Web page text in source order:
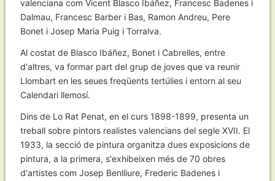
valenciana com Vicent Blasco Ibáñez, Francesc Badenes i
Dalmau, Francesc Barber i Bas, Ramon Andreu, Pere
Bonet i Josep Maria Puig i Torralva.
Al costat de Blasco Ibáñez, Bonet i Cabrelles, entre
d'altres, va formar part del grup de joves que va reunir
Llombart en les seues freqüents tertúlies i entorn al seu
Calendari llemosí.
Dins de Lo Rat Penat, en el curs 1898-1899, presenta un
treball sobre pintors realistes valencians del segle XVII. El
1933, la secció de pintura organitza dues exposicions de
pintura, a la primera, s'exhibeixen més de 70 obres
d'artistes com Josep Benlliure, Frederic Badenes i